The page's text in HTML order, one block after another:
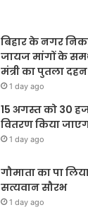
बिहार के नगर
जायज मांगों के
मंत्री का पुतला दहन
1 day ago
15 अगस्त को 30
वितरण किया
1 day ago
गौमाता का पा
सत्यवान सौरभ
1 day ago